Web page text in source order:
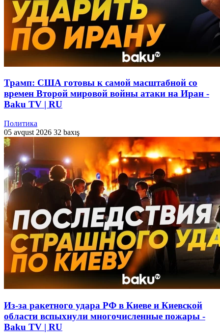
Трамп: США готовы к самой масштабной со
времен Второй мировой войны атаки на Иран -
Baku TV | RU
Политика
05 avqust 2026 32 baxış
Из-за ракетного удара РФ в Киеве и Киевской
области вспыхнули многочисленные пожары -
Baku TV | RU